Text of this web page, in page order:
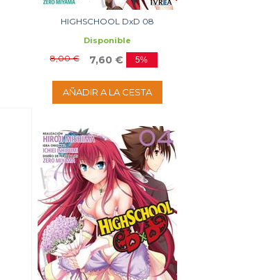
HIGHSCHOOL DxD 08
Disponible
8,00 € 7,60 € 5%
AÑADIR A LA CESTA